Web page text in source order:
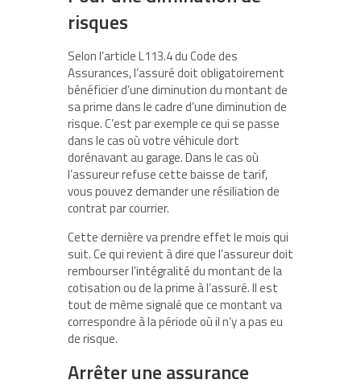
risques
Selon l’article L113.4 du Code des
Assurances, l’assuré doit obligatoirement
bénéficier d’une diminution du montant de
sa prime dans le cadre d’une diminution de
risque. C’est par exemple ce qui se passe
dans le cas où votre véhicule dort
dorénavant au garage. Dans le cas où
l’assureur refuse cette baisse de tarif,
vous pouvez demander une résiliation de
contrat par courrier.
Cette dernière va prendre effet le mois qui
suit. Ce qui revient à dire que l’assureur doit
rembourser l’intégralité du montant de la
cotisation ou de la prime à l’assuré. Il est
tout de même signalé que ce montant va
correspondre à la période où il n’y a pas eu
de risque.
Arrêter une assurance